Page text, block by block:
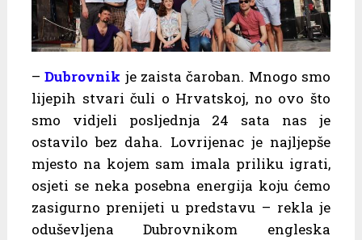
–Dubrovnik je zaista čaroban. Mnogo smo
lijepih stvari čuli o Hrvatskoj, no ovo što
smo vidjeli posljednja 24 sata nas je
ostavilo bez daha. Lovrijenac je najljepše
mjesto na kojem sam imala priliku igrati,
osjeti se neka posebna energija koju ćemo
zasigurno prenijeti u predstavu – rekla je
oduševljena Dubrovnikom engleska